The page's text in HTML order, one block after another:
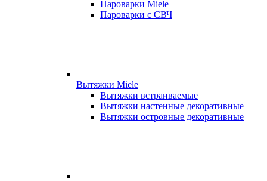
Пароварки Miele
Пароварки с СВЧ
Вытяжки Miele
Вытяжки встраиваемые
Вытяжки настенные декоративные
Вытяжки островные декоративные